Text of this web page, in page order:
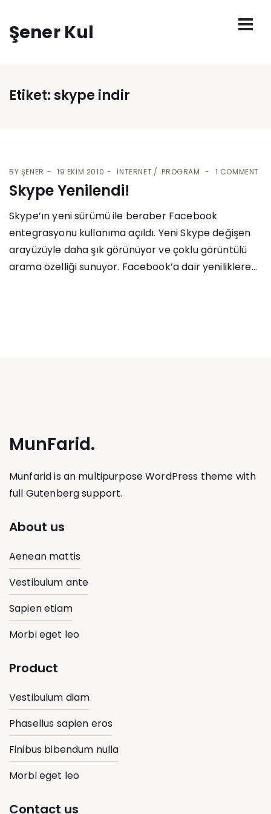
Şener Kul
Etiket:skype indir
BY ŞENER 19 EKIM 2010 İNTERNET PROGRAM 1 COMMENT
Skype Yenilendi!
Skype’ın yeni sürümü ile beraber Facebook
entegrasyonu kullanıma açıldı. Yeni Skype değişen
arayüzüyle daha şık görünüyor ve çoklu görüntülü
arama özelliği sunuyor. Facebook’a dair yeniliklere...
MunFarid.
Munfarid is an multipurpose WordPress theme with
full Gutenberg support.
About us
Aenean mattis
Vestibulum ante
Sapien etiam
Morbi eget leo
Product
Vestibulum diam
Phasellus sapien eros
Finibus bibendum nulla
Morbi eget leo
Contact us